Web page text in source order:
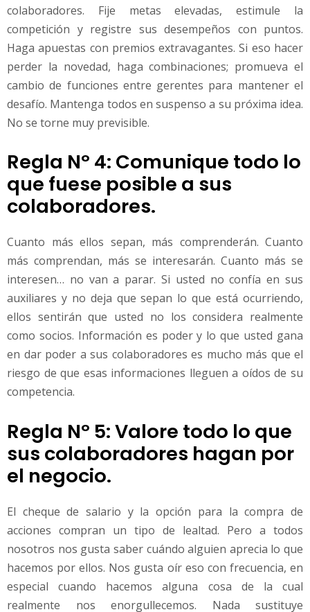
colaboradores. Fije metas elevadas, estimule la
competición y registre sus desempeños con puntos.
Haga apuestas con premios extravagantes. Si eso hacer
perder la novedad, haga combinaciones; promueva el
cambio de funciones entre gerentes para mantener el
desafío. Mantenga todos en suspenso a su próxima idea.
No se torne muy previsible.
Regla Nº 4: Comunique todo lo
que fuese posible a sus
colaboradores.
Cuanto más ellos sepan, más comprenderán. Cuanto
más comprendan, más se interesarán. Cuanto más se
interesen… no van a parar. Si usted no confía en sus
auxiliares y no deja que sepan lo que está ocurriendo,
ellos sentirán que usted no los considera realmente
como socios. Información es poder y lo que usted gana
en dar poder a sus colaboradores es mucho más que el
riesgo de que esas informaciones lleguen a oídos de su
competencia.
Regla Nº 5: Valore todo lo que
sus colaboradores hagan por
el negocio.
El cheque de salario y la opción para la compra de
acciones compran un tipo de lealtad. Pero a todos
nosotros nos gusta saber cuándo alguien aprecia lo que
hacemos por ellos. Nos gusta oír eso con frecuencia, en
especial cuando hacemos alguna cosa de la cual
realmente nos enorgullecemos. Nada sustituye